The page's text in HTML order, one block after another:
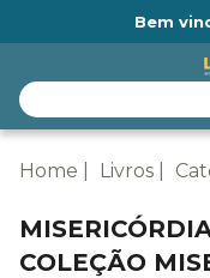
Bem
Home Livros
COLEÇÃO